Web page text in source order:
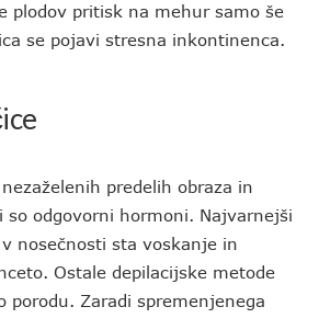
plodov pritisk na mehur samo še
se pojavi stresna inkontinenca.
predelih obraza in
so odgovorni hormoni. Najvarnejši
nosečnosti sta voskanje in
Ostale depilacijske metode
porodu. Zaradi spremenjenega